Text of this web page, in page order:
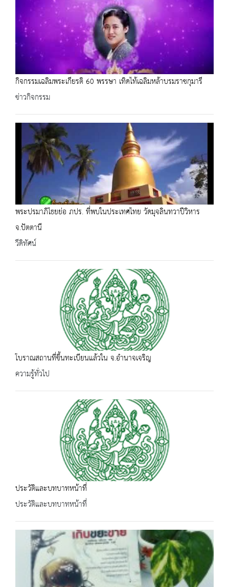
กิจกรรมเฉลิมพระเกียรติ 60 พรรษา เทิดไท้เฉลิมหล้าบรมราชกุมารี
ข่าวกิจกรรม
พระปรมาภิไธยย่อ ภปร. ที่พบในประเทศไทย วัดมุจลินทวาปีวิหาร
จ.ปัตตานี
วีดิทัศน์
โบราณสถานที่ขึ้นทะเบียนแล้วใน จ.อำนาจเจริญ
ความรู้ทั่วไป
ประวัติและบทบาทหน้าที่
ประวัติและบทบาทหน้าที่